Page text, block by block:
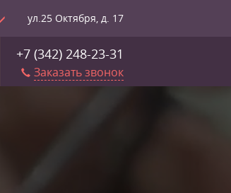
ул.25 Октября, д. 17
+7 (342) 248-23-31
Заказать звонок